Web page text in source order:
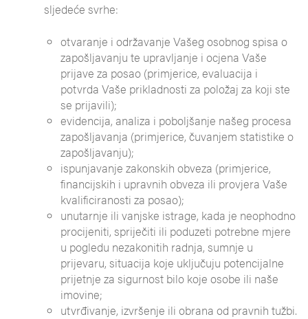
sljedeće svrhe:
otvaranje i održavanje Vašeg osobnog spisa o
zapošljavanju te upravljanje i ocjena Vaše
prijave za posao (primjerice, evaluacija i
potvrda Vaše prikladnosti za položaj za koji ste
se prijavili);
evidencija, analiza i poboljšanje našeg procesa
zapošljavanja (primjerice, čuvanjem statistike o
zapošljavanju);
ispunjavanje zakonskih obveza (primjerice,
financijskih i upravnih obveza ili provjera Vaše
kvalificiranosti za posao);
unutarnje ili vanjske istrage, kada je neophodno
procijeniti, spriječiti ili poduzeti potrebne mjere
u pogledu nezakonitih radnja, sumnje u
prijevaru, situacija koje uključuju potencijalne
prijetnje za sigurnost bilo koje osobe ili naše
imovine;
utvrđivanje, izvršenje ili obrana od pravnih tužbi.